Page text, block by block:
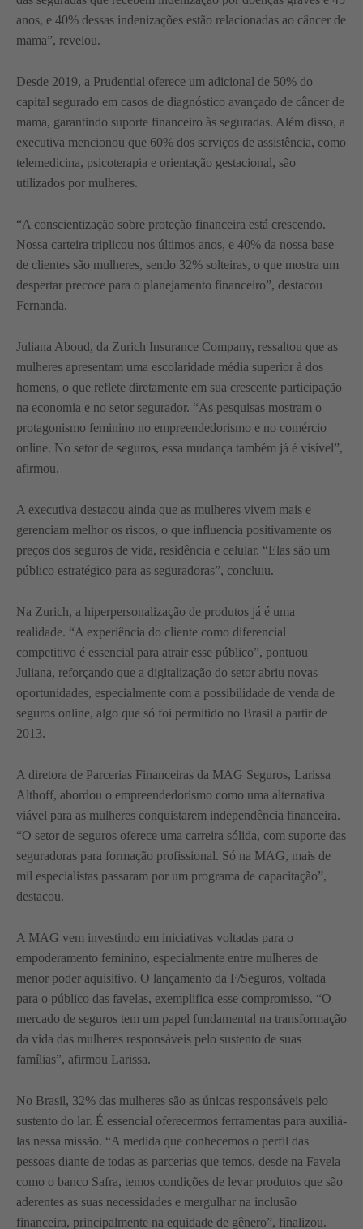
anos, e 40% dessas indenizações estão relacionadas ao câncer de
mama”, revelou.
Desde 2019, a Prudential oferece um adicional de 50% do
capital segurado em casos de diagnóstico avançado de câncer de
mama, garantindo suporte financeiro às seguradas. Além disso, a
executiva mencionou que 60% dos serviços de assistência, como
telemedicina, psicoterapia e orientação gestacional, são
utilizados por mulheres.
“A conscientização sobre proteção financeira está crescendo.
Nossa carteira triplicou nos últimos anos, e 40% da nossa base
de clientes são mulheres, sendo 32% solteiras, o que mostra um
despertar precoce para o planejamento financeiro”, destacou
Fernanda.
Juliana Aboud, da Zurich Insurance Company, ressaltou que as
mulheres apresentam uma escolaridade média superior à dos
homens, o que reflete diretamente em sua crescente participação
na economia e no setor segurador. “As pesquisas mostram o
protagonismo feminino no empreendedorismo e no comércio
online. No setor de seguros, essa mudança também já é visível”,
afirmou.
A executiva destacou ainda que as mulheres vivem mais e
gerenciam melhor os riscos, o que influencia positivamente os
preços dos seguros de vida, residência e celular. “Elas são um
público estratégico para as seguradoras”, concluiu.
Na Zurich, a hiperpersonalização de produtos já é uma
realidade. “A experiência do cliente como diferencial
competitivo é essencial para atrair esse público”, pontuou
Juliana, reforçando que a digitalização do setor abriu novas
oportunidades, especialmente com a possibilidade de venda de
seguros online, algo que só foi permitido no Brasil a partir de
2013.
A diretora de Parcerias Financeiras da MAG Seguros, Larissa
Althoff, abordou o empreendedorismo como uma alternativa
viável para as mulheres conquistarem independência financeira.
“O setor de seguros oferece uma carreira sólida, com suporte das
seguradoras para formação profissional. Só na MAG, mais de
mil especialistas passaram por um programa de capacitação”,
destacou.
A MAG vem investindo em iniciativas voltadas para o
empoderamento feminino, especialmente entre mulheres de
menor poder aquisitivo. O lançamento da F/Seguros, voltada
para o público das favelas, exemplifica esse compromisso. “O
mercado de seguros tem um papel fundamental na transformação
da vida das mulheres responsáveis pelo sustento de suas
famílias”, afirmou Larissa.
No Brasil, 32% das mulheres são as únicas responsáveis pelo
sustento do lar. É essencial oferecermos ferramentas para auxiliá-
las nessa missão. “A medida que conhecemos o perfil das
pessoas diante de todas as parcerias que temos, desde na Favela
como o banco Safra, temos condições de levar produtos que são
aderentes as suas necessidades e mergulhar na inclusão
financeira, principalmente na equidade de gênero”, finalizou.